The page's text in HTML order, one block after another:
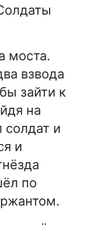
моста.
взвода
зайти к
на
солдат и
и
по